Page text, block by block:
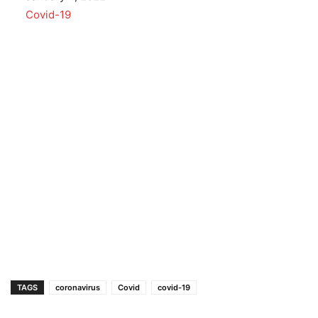
In relation to
Covid-19
TAGS coronavirus Covid covid-19